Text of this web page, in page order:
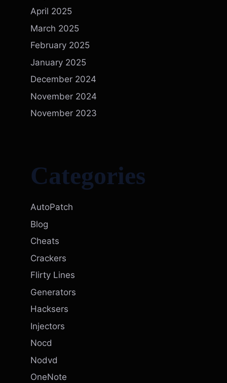
April 2025
March 2025
February 2025
January 2025
December 2024
November 2024
November 2023
Categories
AutoPatch
Blog
Cheats
Crackers
Flirty Lines
Generators
Hacksers
Injectors
Nocd
Nodvd
OneNote